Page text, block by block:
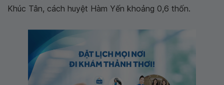
Khúc Tân, cách huyệt Hàm Yến khoảng 0,6 thốn.